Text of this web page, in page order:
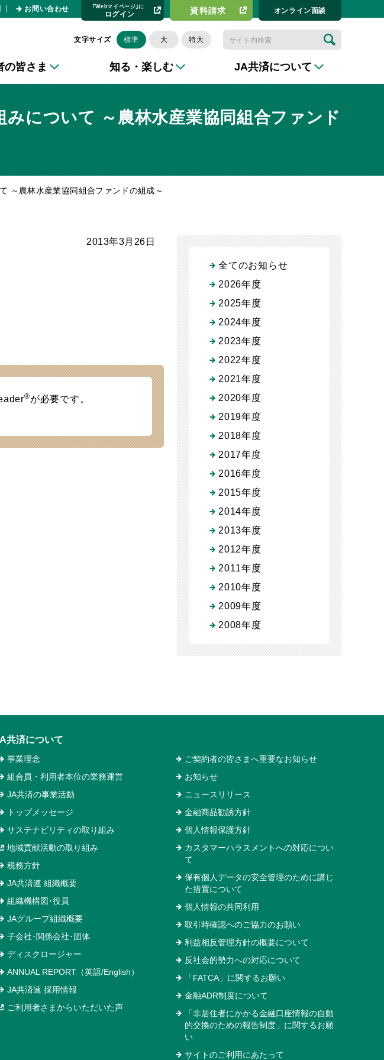
お問い合わせ ｢Webマイページ｣に
ログイン 資料請求​ オンライン⾯談
文字サイズ 標準 大 特大
の皆さま 知る・楽しむ JA共済について
について ～農林水産業協同組合ファンド
～農林水産業協同組合ファンドの組成～
2013年3月26日
®が必要です。
全てのお知らせ
2026年度
2025年度
2024年度
2023年度
2022年度
2021年度
2020年度
2019年度
2018年度
2017年度
2016年度
2015年度
2014年度
2013年度
2012年度
2011年度
2010年度
2009年度
2008年度
共済について
事業理念
組合員・利用者本位の業務運営
JA共済の事業活動
トップメッセージ
サステナビリティの取り組み
地域貢献活動の取り組み
税務方針
JA共済連 組織概要
組織機構図･役員
JAグループ組織概要
子会社･関係会社･団体
ディスクロージャー
ANNUAL REPORT（英語/English）
JA共済連 採用情報
ご利用者さまからいただいた声
ご契約者の皆さまへ重要なお知らせ
お知らせ
ニュースリリース
金融商品勧誘方針
個人情報保護方針
カスタマーハラスメントへの対応につい
て
保有個人データの安全管理のために講じ
た措置について
個人情報の共同利用
取引時確認へのご協力のお願い
利益相反管理方針の概要について
反社会的勢力への対応について
「FATCA」に関するお願い
金融ADR制度について
「非居住者にかかる金融口座情報の自動
的交換のための報告制度」に関するお願
い
サイトのご利用にあたって